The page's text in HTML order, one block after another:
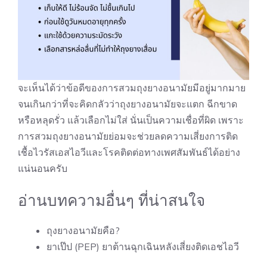
จะเห็นได้ว่าข้อดีของการสวมถุงยางอนามัยมีอยู่มากมาย
จนเกินกว่าที่จะคิดกลัวว่าถุงยางอนามัยจะแตก ฉีกขาด
หรือหลุดรั่ว แล้วเลือกไม่ใส่ นั่นเป็นความเชื่อที่ผิด เพราะ
การสวมถุงยางอนามัยย่อมจะช่วยลดความเสี่ยงการติด
เชื้อไวรัสเอสไอวีและโรคติดต่อทางเพศสัมพันธ์ได้อย่าง
แน่นอนครับ
อ่านบทความอื่นๆ ที่น่าสนใจ
ถุงยางอนามัยคือ?
ยาเป๊ป (PEP) ยาต้านฉุกเฉินหลังเสี่ยงติดเอชไอวี